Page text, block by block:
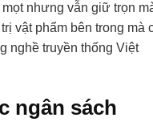
nhưng vẫn giữ trọn
vật phẩm bên trong mà
nghề truyền thống Việt
ngân sách